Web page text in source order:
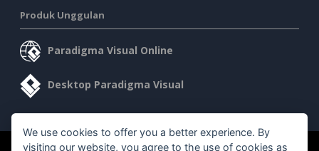
Produk Unggulan
Paradigma Visual Online
Desktop Paradigma Visual
We use cookies to offer you a better experience. By
visiting our website, you agree to the use of cookies as